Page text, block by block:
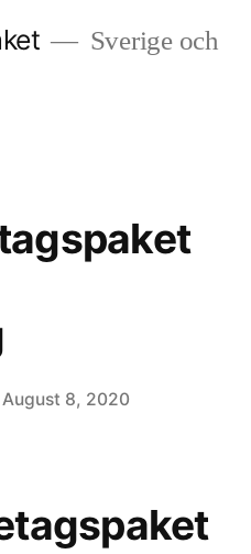
Sverige och
August 8, 2020